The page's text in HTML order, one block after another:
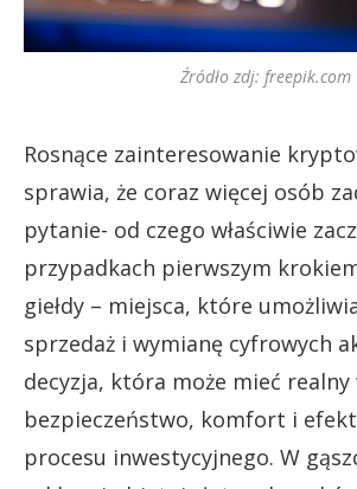
Źródło zdj: freepik.com
Rosnące zainteresowanie
sprawia, że coraz więcej osób
pytanie- od czego właściwie
przypadkach pierwszym
giełdy – miejsca, które
sprzedaż i wymianę cyfrowych
decyzja, która może mieć realny
bezpieczeństwo, komfort i
procesu inwestycyjnego. W